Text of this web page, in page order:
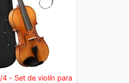
4 - Set de violín para